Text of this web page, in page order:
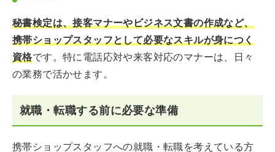
秘書検定は、接客マナーやビジネス文書の作成など、
携帯ショップスタッフとして必要なスキルが身につく
資格です。特に電話応対や来客対応のマナーは、日々
の業務で活かせます。
就職・転職する前に必要な準備
携帯ショップスタッフへの就職・転職を考えている方